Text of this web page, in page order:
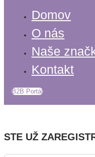
Domov
O nás
Naše
Kontakt
B2B Portál
STE UŽ